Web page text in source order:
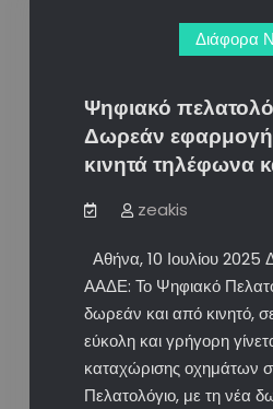
στο
έως
τέλος
του
Διάφορα
Ψηφιακό
Δωρεάν
κινητά τηλέφωνα
zeakis
Αθήνα, 10 Ιουλίου
ΑΑΔΕ: Το Ψηφιακό
δωρεάν και από κινητό,
εύκολη και γρήγορη
καταχώρισης οχημάτων
Πελατολόγιο, με τη νέα